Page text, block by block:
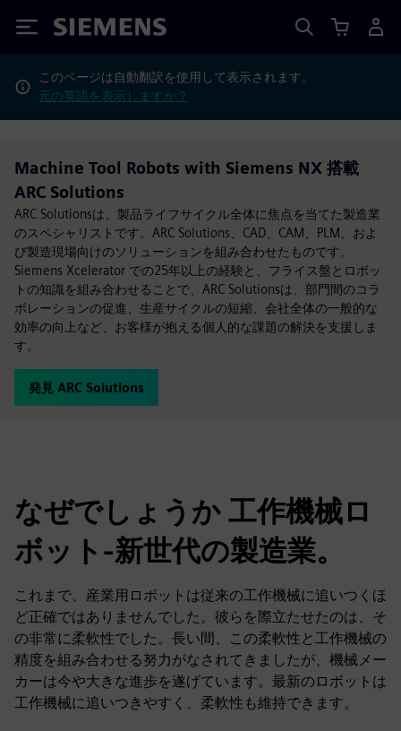
Siemens
このページは自動翻訳を使用して表示されます。
元の英語を表示しますか？
Machine Tool Robots with Siemens NX 搭載
ARC Solutions
ARC Solutionsは、製品ライフサイクル全体に焦点を当てた製造業
のスペシャリストです。ARC Solutions、CAD、CAM、PLM、およ
び製造現場向けのソリューションを組み合わせたものです。
Siemens Xcelerator での25年以上の経験と、フライス盤とロボッ
トの知識を組み合わせることで、ARC Solutionsは、部門間のコラ
ボレーションの促進、生産サイクルの短縮、会社全体の一般的な
効率の向上など、お客様が抱える個人的な課題の解決を支援しま
す。
発見 ARC Solutions
なぜでしょうか 工作機械ロ
ボット-新世代の製造業。
これまで、産業用ロボットは従来の工作機械に追いつくほ
ど正確ではありませんでした。彼らを際立たせたのは、そ
の非常に柔軟性でした。長い間、この柔軟性と工作機械の
精度を組み合わせる努力がなされてきましたが、機械メー
カーは今や大きな進歩を遂げています。最新のロボットは
工作機械に追いつきやすく、柔軟性も維持できます。